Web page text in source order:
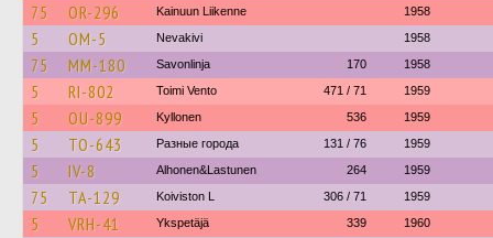
75 OR-296 Kainuun Liikenne 1958
5 OM-5 Nevakivi 1958
75 MM-180 Savonlinja 170 1958
5 RI-802 Toimi Vento 471 / 71 1959
5 OU-899 Kyllonen 536 1959
5 TO-643 Разные города 131 / 76 1959
5 IV-8 Alhonen&Lastunen 264 1959
75 TA-129 Koiviston L 306 / 71 1959
5 VRH-41 Ykspetäjä 339 1960